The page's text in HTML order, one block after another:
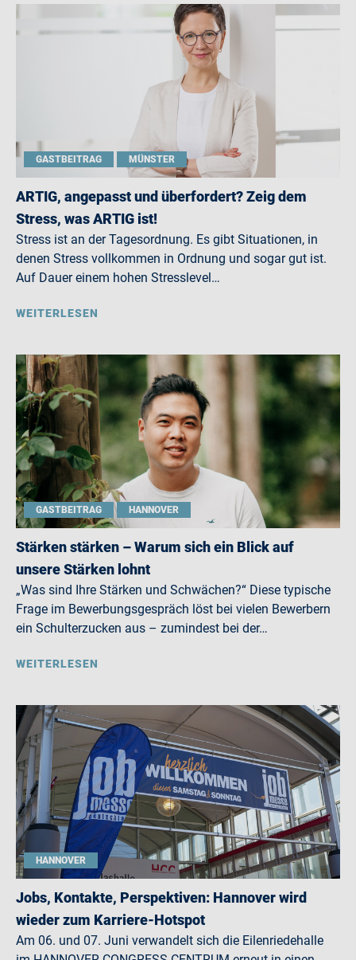
GASTBEITRAG MÜNSTER
ARTIG, angepasst und überfordert? Zeig dem
Stress, was ARTIG ist!
Stress ist an der Tagesordnung. Es gibt Situationen, in
denen Stress vollkommen in Ordnung und sogar gut ist.
Auf Dauer einem hohen Stresslevel…
WEITERLESEN
GASTBEITRAG HANNOVER
Stärken stärken – Warum sich ein Blick auf
unsere Stärken lohnt
„Was sind Ihre Stärken und Schwächen?“ Diese typische
Frage im Bewerbungsgespräch löst bei vielen Bewerbern
ein Schulterzucken aus – zumindest bei der…
WEITERLESEN
HANNOVER
Jobs, Kontakte, Perspektiven: Hannover wird
wieder zum Karriere-Hotspot
Am 06. und 07. Juni verwandelt sich die Eilenriedehalle